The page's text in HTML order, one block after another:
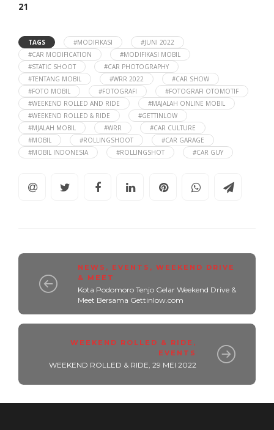
21
TAGS #MODIFIKASI
#JUNI 2022
#CAR MODIFICATION
#MODIFIKASI MOBIL
#STATIC SHOOT
#CAR PHOTOGRAPHY
#TENTANG MOBIL
#WRR 2022
#CAR SHOW
#FOTO MOBIL
#FOTOGRAFI
#FOTOGRAFI OTOMOTIF
#WEEKEND ROLLED AND RIDE
#MAJALAH ONLINE MOBIL
#WEEKEND ROLLED & RIDE
#GETTINLOW
#MJALAH MOBIL
#WRR
#CAR CULTURE
#MOBIL
#ROLLINGSHOOT
#CAR GARAGE
#MOBIL INDONESIA
#ROLLINGSHOT #CAR GUY
NEWS , EVENTS , WEEKEND DRIVE
& MEET
Kota Podomoro Tenjo Gelar Weekend Drive &
Meet Bersama Gettinlow.com
WEEKEND ROLLED & RIDE ,
EVENTS
WEEKEND ROLLED & RIDE, 29 MEI 2022